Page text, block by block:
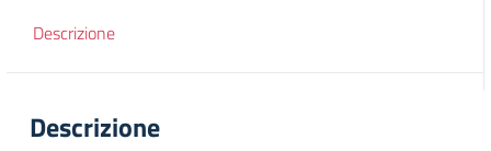
Descrizione
Descrizione